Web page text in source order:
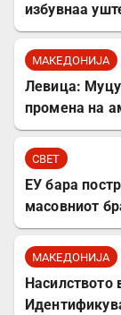
избувнаа
МАКЕДОНИЈА
Левица:
промена на
СВЕТ
ЕУ бара
масовниот
МАКЕДОНИЈА
Насилството